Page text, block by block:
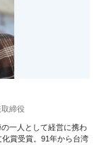
取締役
一人として経営に携わ
賞受賞。91年から台湾